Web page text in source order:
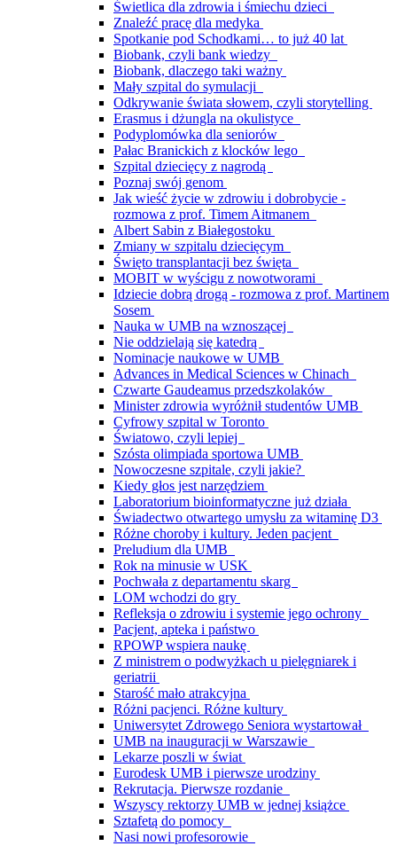
Świetlica dla zdrowia i śmiechu dzieci
Znaleźć pracę dla medyka
Spotkanie pod Schodkami… to już 40 lat
Biobank, czyli bank wiedzy
Biobank, dlaczego taki ważny
Mały szpital do symulacji
Odkrywanie świata słowem, czyli storytelling
Erasmus i dżungla na okulistyce
Podyplomówka dla seniorów
Pałac Branickich z klocków lego
Szpital dziecięcy z nagrodą
Poznaj swój genom
Jak wieść życie w zdrowiu i dobrobycie -
rozmowa z prof. Timem Aitmanem
Albert Sabin z Białegostoku
Zmiany w szpitalu dziecięcym
Święto transplantacji bez święta
MOBIT w wyścigu z nowotworami
Idziecie dobrą drogą - rozmowa z prof. Martinem
Sosem
Nauka w UMB na wznoszącej
Nie oddzielają się katedrą
Nominacje naukowe w UMB
Advances in Medical Sciences w Chinach
Czwarte Gaudeamus przedszkolaków
Minister zdrowia wyróżnił studentów UMB
Cyfrowy szpital w Toronto
Światowo, czyli lepiej
Szósta olimpiada sportowa UMB
Nowoczesne szpitale, czyli jakie?
Kiedy głos jest narzędziem
Laboratorium bioinformatyczne już działa
Świadectwo otwartego umysłu za witaminę D3
Różne choroby i kultury. Jeden pacjent
Preludium dla UMB
Rok na minusie w USK
Pochwała z departamentu skarg
LOM wchodzi do gry
Refleksja o zdrowiu i systemie jego ochrony
Pacjent, apteka i państwo
RPOWP wspiera naukę
Z ministrem o podwyżkach u pielęgniarek i
geriatrii
Starość mało atrakcyjna
Różni pacjenci. Różne kultury
Uniwersytet Zdrowego Seniora wystartował
UMB na inauguracji w Warszawie
Lekarze poszli w świat
Eurodesk UMB i pierwsze urodziny
Rekrutacja. Pierwsze rozdanie
Wszyscy rektorzy UMB w jednej książce
Sztafetą do pomocy
Nasi nowi profesorowie